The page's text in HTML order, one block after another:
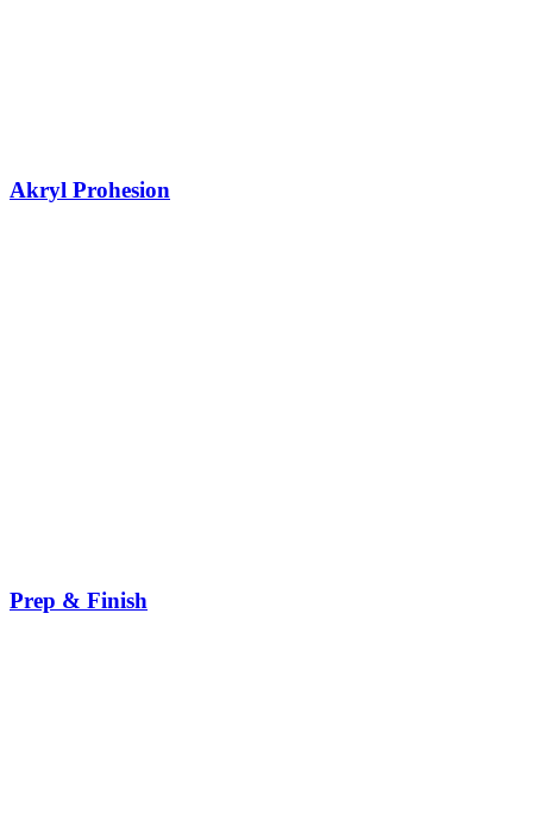
Akryl Prohesion
Prep & Finish